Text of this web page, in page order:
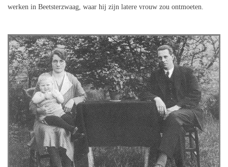
werken in Beetsterzwaag, waar hij zijn latere vrouw zou ontmoeten.